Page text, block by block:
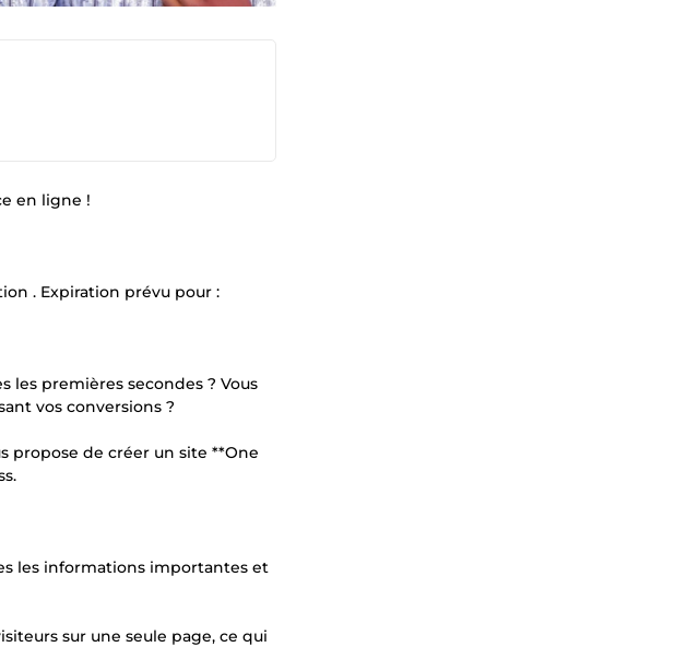
en ligne !
. Expiration prévu pour :
les premières secondes ? Vous
vos conversions ?
propose de créer un site **One
les informations importantes et
sur une seule page, ce qui